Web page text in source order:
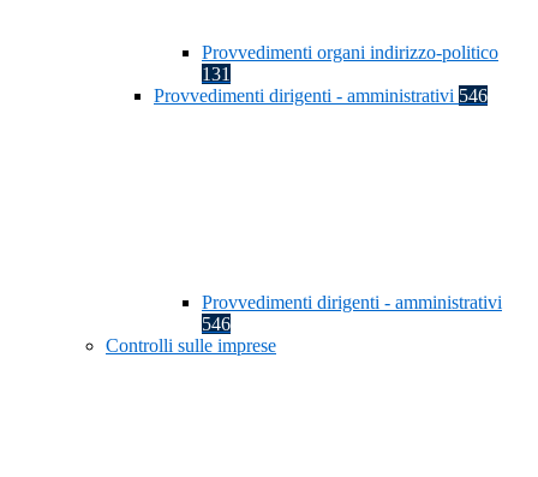
Provvedimenti organi indirizzo-politico
131
Provvedimenti dirigenti - amministrativi 546
Provvedimenti dirigenti - amministrativi
546
Controlli sulle imprese